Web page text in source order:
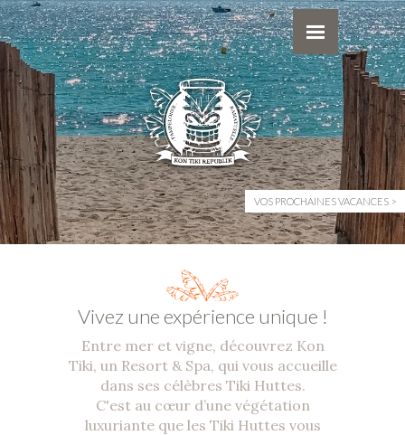
VOS PROCHAINES VACANCES
Vivez une expérience unique !
Entre mer et vigne, découvrez Kon
Tiki, un Resort & Spa, qui vous accueille
dans ses célèbres Tiki Huttes.
C'est au cœur d’une végétation
luxuriante que les Tiki Huttes vous